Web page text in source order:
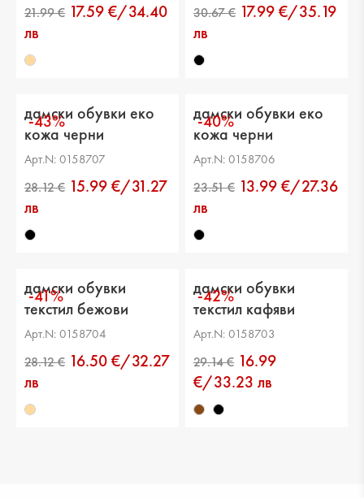
21.99 €
17.59 €/34.40
лв
30.67 €
17.99 €/35.19
лв
-43%
дамски обувки еко
кожа черни
Арт.N: 0158707
15.99 €/31.27
лв
-40%
дамски обувки еко
кожа черни
Арт.N: 0158706
13.99 €/27.36
лв
-41%
дамски обувки
текстил бежови
Арт.N: 0158704
16.50 €/32.27
лв
-42%
дамски обувки
текстил кафяви
Арт.N: 0158703
16.99
€/33.23 лв